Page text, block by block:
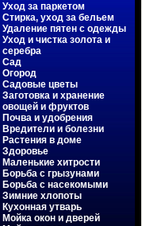
Уход за паркетом
Стирка, уход за бельем
Удаление пятен с одежды
Уход и чистка золота и
серебра
Сад
Огород
Садовые цветы
Заготовка и хранение
овощей и фруктов
Почва и удобрения
Вредители и болезни
Растения в доме
Здоровье
Маленькие хитрости
Борьба с грызунами
Борьба с насекомыми
Зимние хлопоты
Кухонная утварь
Мойка окон и дверей